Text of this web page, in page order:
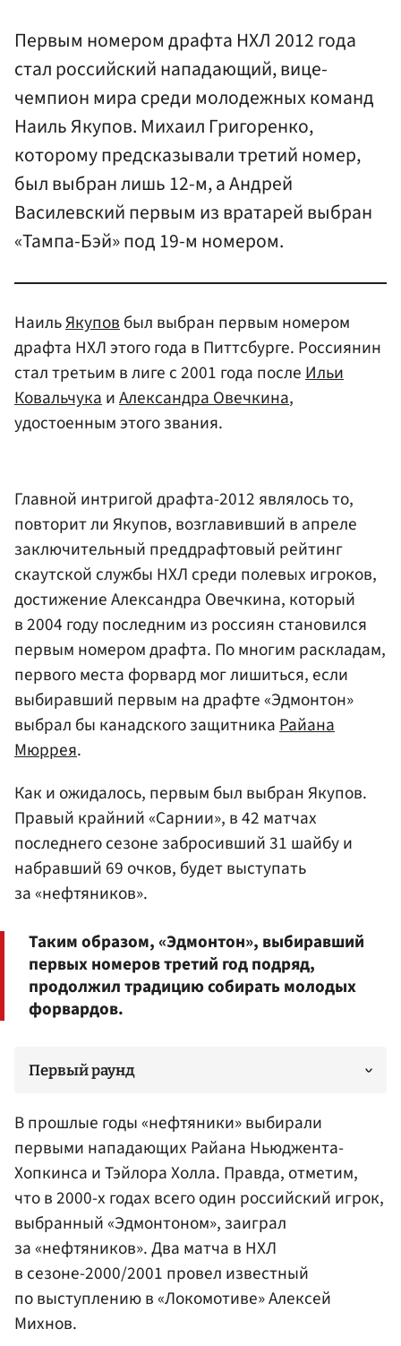
Первым номером драфта НХЛ 2012 года
стал российский нападающий, вице-
чемпион мира среди молодежных команд
Наиль Якупов. Михаил Григоренко,
которому предсказывали третий номер,
был выбран лишь 12-м, а Андрей
Василевский первым из вратарей выбран
«Тампа-Бэй» под 19-м номером.
НаильЯкуповбыл выбран первым номером
драфта НХЛ этого года в Питтсбурге. Россиянин
стал третьим в лиге с 2001 года послеИльи
КовальчукаиАлександра Овечкина,
удостоенным этого звания.
Главной интригой драфта-2012 являлось то,
повторит ли Якупов, возглавивший в апреле
заключительный преддрафтовый рейтинг
скаутской службы НХЛ среди полевых игроков,
достижение Александра Овечкина, который
в 2004 году последним из россиян становился
первым номером драфта. По многим раскладам,
первого места форвард мог лишиться, если
выбиравший первым на драфте «Эдмонтон»
выбрал бы канадского защитникаРайана
Мюррея.
Как и ожидалось, первым был выбран Якупов.
Правый крайний «Сарнии», в 42 матчах
последнего сезоне забросивший 31 шайбу и
набравший 69 очков, будет выступать
за «нефтяников».
Таким образом, «Эдмонтон», выбиравший
первых номеров третий год подряд,
продолжил традицию собирать молодых
форвардов.
Первый раунд
В прошлые годы «нефтяники» выбирали
первыми нападающих Райана Ньюджента-
Хопкинса и Тэйлора Холла. Правда, отметим,
что в 2000-х годах всего один российский игрок,
выбранный «Эдмонтоном», заиграл
за «нефтяников». Два матча в НХЛ
в сезоне-2000/2001 провел известный
по выступлению в «Локомотиве»Алексей
Михнов.